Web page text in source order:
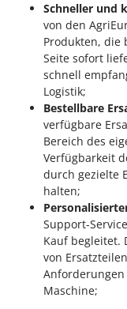
New O.M.R.A.
Nilfisk
Ninja
Novatec
Novital
NuAir
NuovaFac
Officine Savioli
Oliviero
Olix
OMA
Schneller und
von den
Produkten, die
Seite sofort
schnell
Logistik;
Bestellbare
verfügbare
Bereich des
Verfügbarkeit
durch gezielte
halten;
Support-
Kauf begleitet.
von
Maschine;